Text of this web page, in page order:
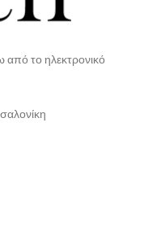
από το ηλεκτρονικό